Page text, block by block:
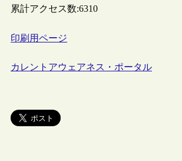
累計アクセス数:6310
印刷用ページ
カレントアウェアネス・ポータル